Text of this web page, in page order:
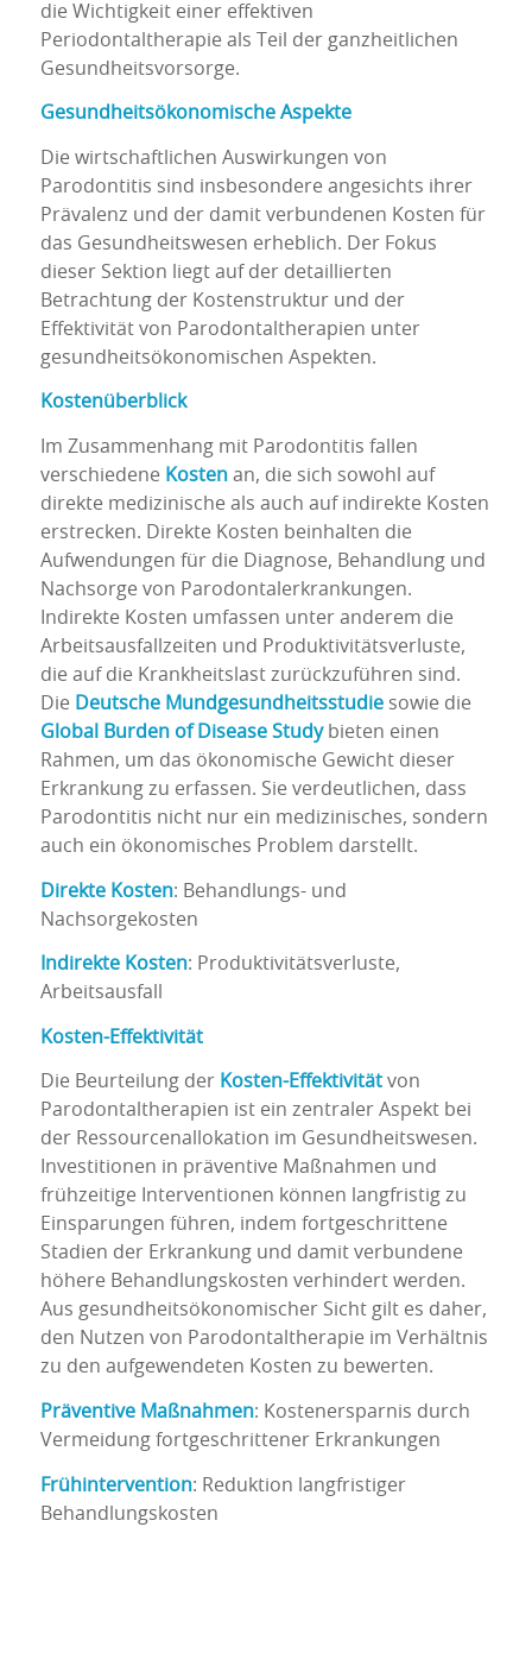
die Wichtigkeit einer effektiven
Periodontaltherapie als Teil der ganzheitlichen
Gesundheitsvorsorge.
Gesundheitsökonomische Aspekte
Die wirtschaftlichen Auswirkungen von
Parodontitis sind insbesondere angesichts ihrer
Prävalenz und der damit verbundenen Kosten für
das Gesundheitswesen erheblich. Der Fokus
dieser Sektion liegt auf der detaillierten
Betrachtung der Kostenstruktur und der
Effektivität von Parodontaltherapien unter
gesundheitsökonomischen Aspekten.
Kostenüberblick
Im Zusammenhang mit Parodontitis fallen
verschiedene Kostenan, die sich sowohl auf
direkte medizinische als auch auf indirekte Kosten
erstrecken. Direkte Kosten beinhalten die
Aufwendungen für die Diagnose, Behandlung und
Nachsorge von Parodontalerkrankungen.
Indirekte Kosten umfassen unter anderem die
Arbeitsausfallzeiten und Produktivitätsverluste,
die auf die Krankheitslast zurückzuführen sind.
Die Deutsche Mundgesundheitsstudiesowie die
Global Burden of Disease Studybieten einen
Rahmen, um das ökonomische Gewicht dieser
Erkrankung zu erfassen. Sie verdeutlichen, dass
Parodontitis nicht nur ein medizinisches, sondern
auch ein ökonomisches Problem darstellt.
Direkte Kosten: Behandlungs- und
Nachsorgekosten
Indirekte Kosten: Produktivitätsverluste,
Arbeitsausfall
Kosten-Effektivität
Die Beurteilung der Kosten-Effektivitätvon
Parodontaltherapien ist ein zentraler Aspekt bei
der Ressourcenallokation im Gesundheitswesen.
Investitionen in präventive Maßnahmen und
frühzeitige Interventionen können langfristig zu
Einsparungen führen, indem fortgeschrittene
Stadien der Erkrankung und damit verbundene
höhere Behandlungskosten verhindert werden.
Aus gesundheitsökonomischer Sicht gilt es daher,
den Nutzen von Parodontaltherapie im Verhältnis
zu den aufgewendeten Kosten zu bewerten.
Präventive Maßnahmen: Kostenersparnis durch
Vermeidung fortgeschrittener Erkrankungen
Frühintervention: Reduktion langfristiger
Behandlungskosten